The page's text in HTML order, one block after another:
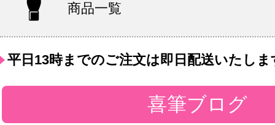
商品一覧
平日13時までのご注文は即日配送いたしま
喜筆ブログ